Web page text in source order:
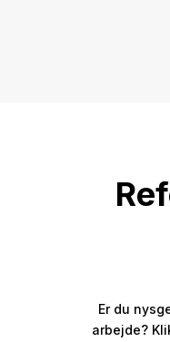
Er du
arbejde?